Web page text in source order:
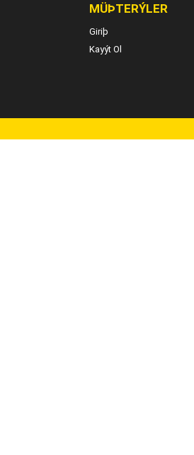
MÜÞTERÝLER
Giriþ
Kayýt Ol